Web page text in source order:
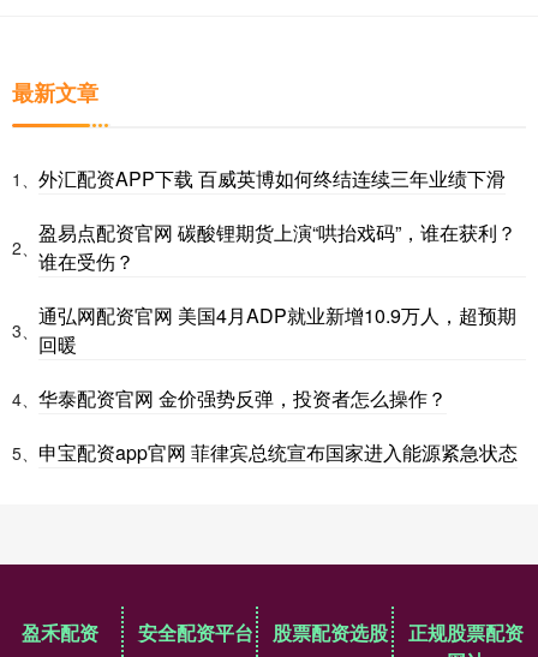
最新文章
1、 外汇配资APP下载 百威英博如何终结连续三年业绩下滑
2、
盈易点配资官网 碳酸锂期货上演“哄抬戏码”，谁在获利？
谁在受伤？
3、
通弘网配资官网 美国4月ADP就业新增10.9万人，超预期
回暖
4、 华泰配资官网 金价强势反弹，投资者怎么操作？
5、 申宝配资app官网 菲律宾总统宣布国家进入能源紧急状态
盈禾配资 安全配资平台 股票配资选股
正规股票配资